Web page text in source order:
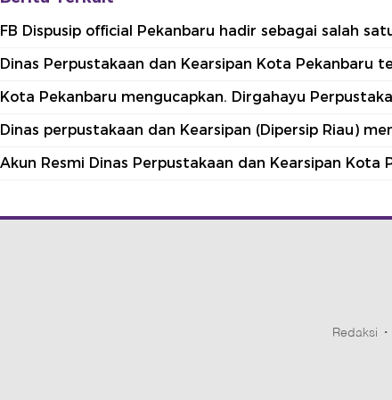
FB Dispusip official Pekanbaru hadir sebagai salah
Dinas Perpustakaan dan Kearsipan Kota Pekanbaru
Kota Pekanbaru mengucapkan. Dirgahayu
Dinas perpustakaan dan Kearsipan (Dipersip Riau)
Akun Resmi Dinas Perpustakaan dan Kearsipan Kota
Redaksi